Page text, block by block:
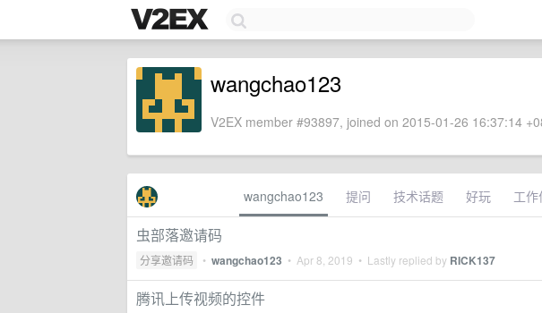
wangchao123
V2EX member #93897, joined on 2015-01-26 16:37:14
wangchao123 提问 技术话题 好玩 工作
虫部落邀请码
分享邀请码 • wangchao123 • Apr 8, 2019 • Lastly replied by RICK137
腾讯上传视频的控件